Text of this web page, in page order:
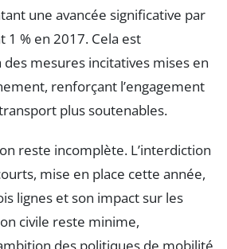
une avancée significative par
% en 2017. Cela est
mesures incitatives mises en
renforçant l’engagement
plus soutenables.
reste incomplète. L’interdiction
mise en place cette année,
lignes et son impact sur les
civile reste minime,